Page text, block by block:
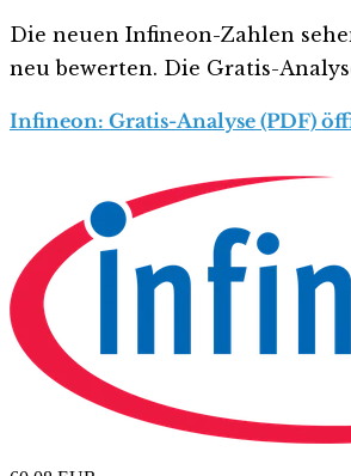
Die neuen Infineon-Zahlen
neu bewerten. Die Gratis-
Infineon: Gratis-Analyse (PDF)